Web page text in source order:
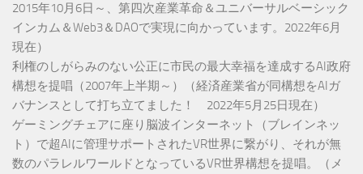
2015年10月6日～、第四次産業革命＆ユニバーサルベーシック
インカム＆Web3＆DAOで実現に向かっています。2022年6月
現在）
利権のしがらみのない公正に市民の最大幸福を達成するAI政府
構想を提唱（2007年上半期～）（経済産業省が同構想をAIガ
バナンスとして打ち立てました！ 2022年5月25日現在）
ゲーミングチェアに座り脳波インターネット（ブレインネッ
ト）で超AIに管理サポートされたVR世界に繋がり、それが無
数のパラレルワールドとなっているVR世界構想を提唱。（メ